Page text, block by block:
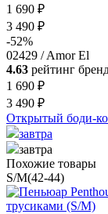
1 690 ₽
3 490 ₽
-52%
02429 / Amor El
4.63 рейтинг
1 690 ₽
3 490 ₽
Открытый боди-
завтра
завтра
Похожие товары
S/M(42-44)